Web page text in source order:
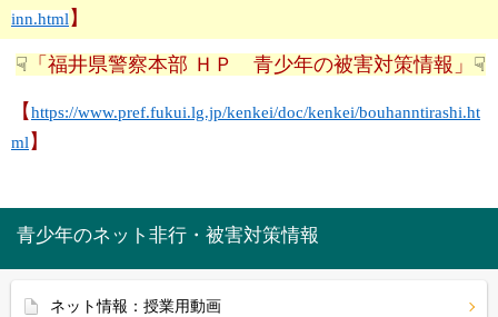
inn.html 】
☟ 「福井県警察本部 ＨＰ 青少年の被害対策情報」 ☟
【https://www.pref.fukui.lg.jp/kenkei/doc/kenkei/bouhanntirashi.ht
ml 】
青少年のネット非行・被害対策情報
ネット情報：授業用動画